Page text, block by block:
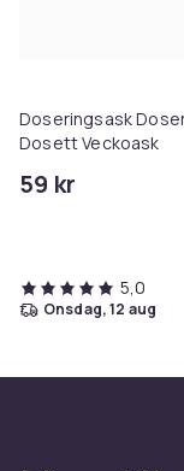
Doseringsask
Dosett Veckoask
59 kr
5,0
onsdag, 12 aug